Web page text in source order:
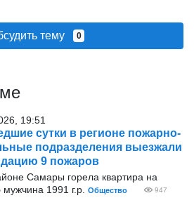
тему 0
19:51
сутки в регионе пожарно-
подразделения выезжали
9 пожаров
Самары горела квартира на
1991 г.р.
Общество 947